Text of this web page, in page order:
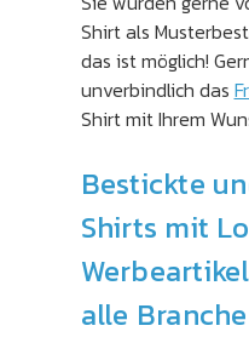
Shirt als
das ist möglich!
unverbindlich das
Shirt mit Ihrem
Bestickte
Shirts mit
alle